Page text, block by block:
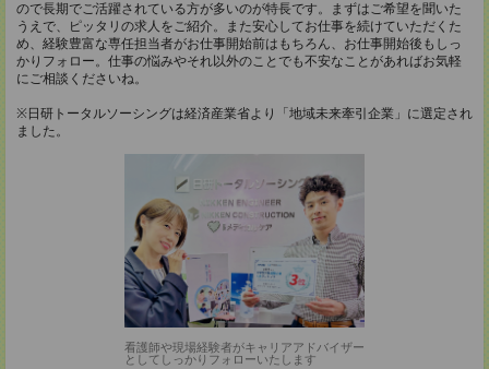
ので長期でご活躍されている方が多いのが特長です。まずはご希望を聞いた
うえで、ピッタリの求人をご紹介。また安心してお仕事を続けていただくた
め、経験豊富な専任担当者がお仕事開始前はもちろん、お仕事開始後もしっ
かりフォロー。仕事の悩みやそれ以外のことでも不安なことがあればお気軽
にご相談くださいね。
※日研トータルソーシングは経済産業省より「地域未来牽引企業」に選定され
ました。
看護師や現場経験者がキャリアアドバイザー
としてしっかりフォローいたします